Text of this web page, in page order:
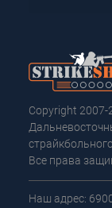
Copyright
Все права
Наш адрес: